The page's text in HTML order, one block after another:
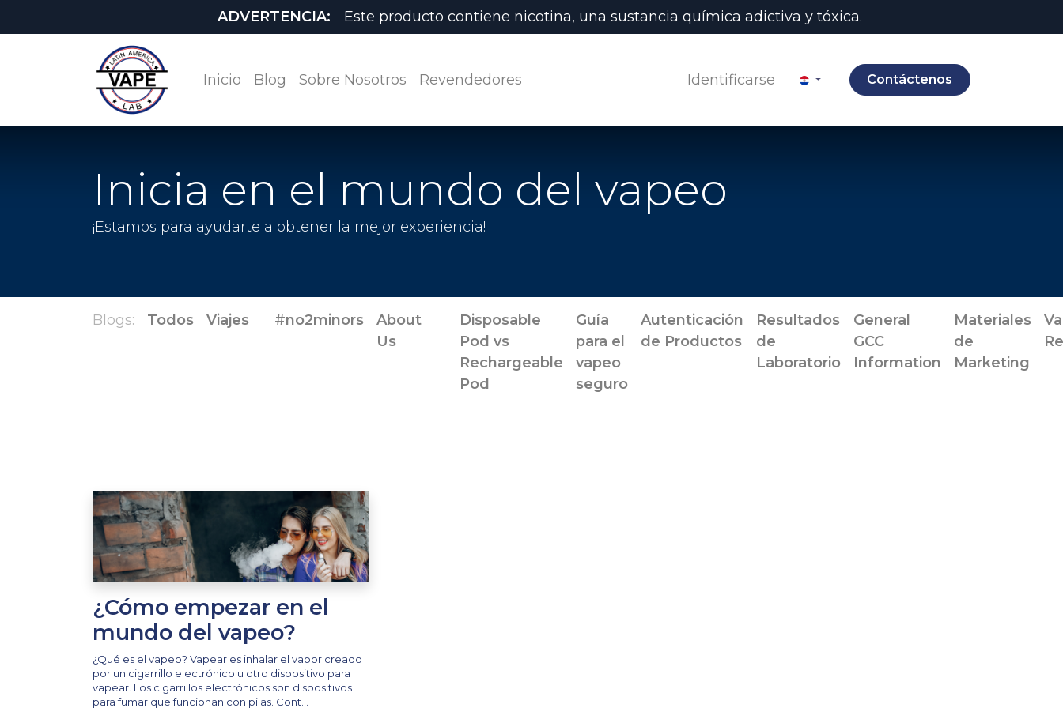
ADVERTENCIA: Este producto contiene nicotina, una sustancia química adictiva y tóxica.
Inicio Blog Sobre Nosotros Revendedores Identificarse Contáctenos
Inicia en el mundo del vapeo
¡Estamos para ayudarte a obtener la mejor experiencia!
Blogs: Todos Viajes #no2minors
About
Us
Disposable
Pod vs
Rechargeable
Pod
Guía
para el
vapeo
seguro
Autenticación
de Productos
Resultados
de
Laboratorio
General
GCC
Information
Materiales
de
Marketing
¿Cómo empezar en el
mundo del vapeo?
¿Qué es el vapeo? Vapear es inhalar el vapor creado
por un cigarrillo electrónico u otro dispositivo para
vapear. Los cigarrillos electrónicos son dispositivos
para fumar que funcionan con pilas. Cont...